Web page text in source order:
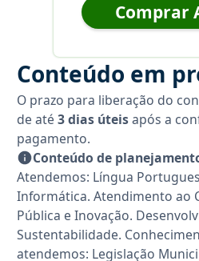
Comprar
Conteúdo em
O prazo para liberação do
de até 3 dias úteisapós a
pagamento.
Conteúdo de
Atendemos: Língua
Informática. Atendimento ao
Pública e Inovação.
Sustentabilidade.
atendemos: Legislação